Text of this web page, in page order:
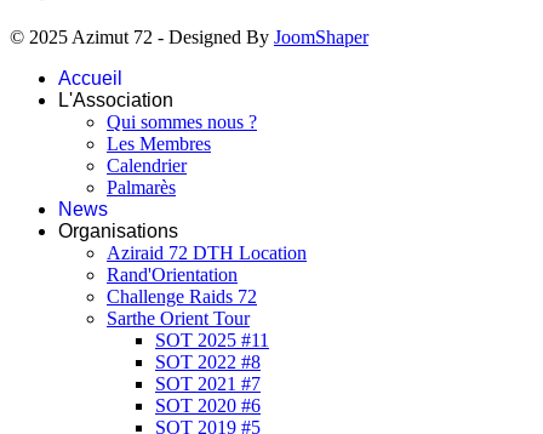
© 2025 Azimut 72 - Designed By JoomShaper
Accueil
L'Association
Qui sommes nous ?
Les Membres
Calendrier
Palmarès
News
Organisations
Aziraid 72 DTH Location
Rand'Orientation
Challenge Raids 72
Sarthe Orient Tour
SOT 2025 #11
SOT 2022 #8
SOT 2021 #7
SOT 2020 #6
SOT 2019 #5